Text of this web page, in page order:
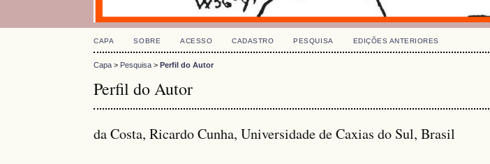
CAPA SOBRE ACESSO CADASTRO PESQUISA EDIÇÕES ANTERIORES
Capa > Pesquisa >Perfil do Autor
Perfil do Autor
da Costa, Ricardo Cunha, Universidade de Caxias do Sul, Brasil